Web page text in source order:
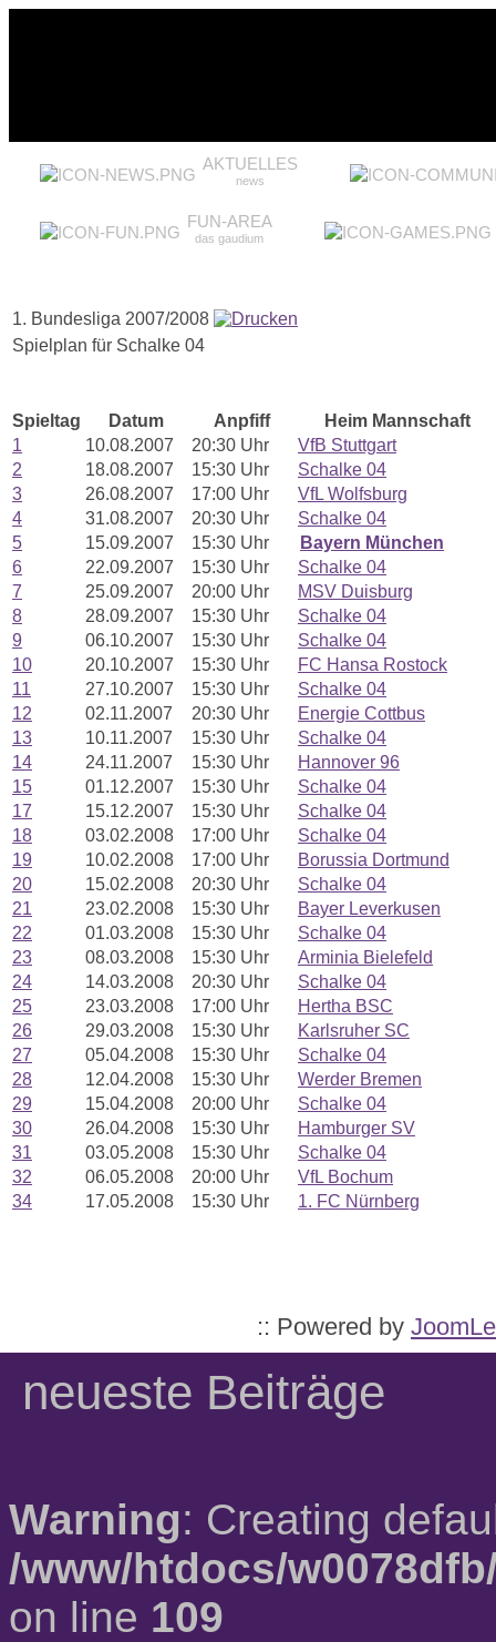
AKTUELLES
news
FUN-AREA
das gaudium
1. Bundesliga 2007/2008
Spielplan für Schalke 04
Spieltag Datum Anpfiff
Heim Mannschaft
1
10.08.2007 20:30 Uhr
VfB Stuttgart
2
18.08.2007 15:30 Uhr
Schalke 04
3
26.08.2007 17:00 Uhr
VfL Wolfsburg
4
31.08.2007 20:30 Uhr
Schalke 04
5
15.09.2007 15:30 Uhr
Bayern München
6
22.09.2007 15:30 Uhr
Schalke 04
7
25.09.2007 20:00 Uhr
MSV Duisburg
8
28.09.2007 15:30 Uhr
Schalke 04
9
06.10.2007 15:30 Uhr
Schalke 04
10
20.10.2007 15:30 Uhr
FC Hansa Rostock
11
27.10.2007 15:30 Uhr
Schalke 04
12
02.11.2007 20:30 Uhr
Energie Cottbus
13
10.11.2007 15:30 Uhr
Schalke 04
14
24.11.2007 15:30 Uhr
Hannover 96
15
01.12.2007 15:30 Uhr
Schalke 04
17
15.12.2007 15:30 Uhr
Schalke 04
18
03.02.2008 17:00 Uhr
Schalke 04
19
10.02.2008 17:00 Uhr
Borussia Dortmund
20
15.02.2008 20:30 Uhr
Schalke 04
21
23.02.2008 15:30 Uhr
Bayer Leverkusen
22
01.03.2008 15:30 Uhr
Schalke 04
23
08.03.2008 15:30 Uhr
Arminia Bielefeld
24
14.03.2008 20:30 Uhr
Schalke 04
25
23.03.2008 17:00 Uhr
Hertha BSC
26
29.03.2008 15:30 Uhr
Karlsruher SC
27
05.04.2008 15:30 Uhr
Schalke 04
28
12.04.2008 15:30 Uhr
Werder Bremen
29
15.04.2008 20:00 Uhr
Schalke 04
30
26.04.2008 15:30 Uhr
Hamburger SV
31
03.05.2008 15:30 Uhr
Schalke 04
32
06.05.2008 20:00 Uhr
VfL Bochum
34
17.05.2008 15:30 Uhr 1. FC Nürnberg
:: Powered by
neueste Beiträge
Warning: Creating
/www/htdocs/
on line 109